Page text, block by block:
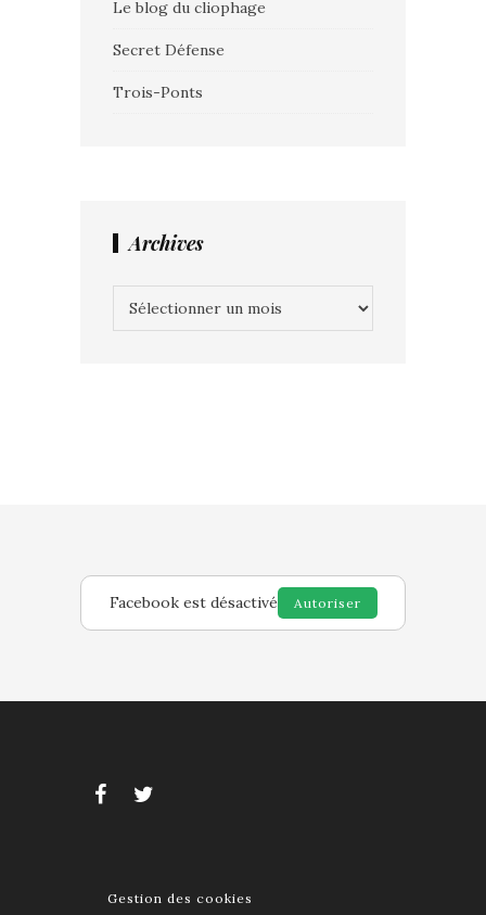
Le blog du cliophage
Secret Défense
Trois-Ponts
Archives
Facebook est désactivé Autoriser
Gestion des cookies